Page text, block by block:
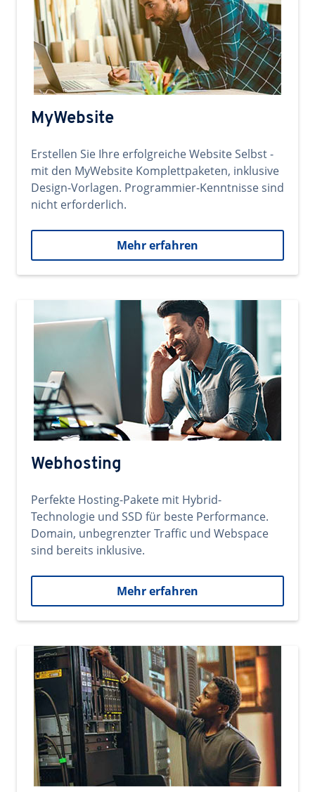
MyWebsite
Erstellen Sie Ihre erfolgreiche Website Selbst -
mit den MyWebsite Komplettpaketen, inklusive
Design-Vorlagen. Programmier-Kenntnisse sind
nicht erforderlich.
Mehr erfahren
Webhosting
Perfekte Hosting-Pakete mit Hybrid-
Technologie und SSD für beste Performance.
Domain, unbegrenzter Traffic und Webspace
sind bereits inklusive.
Mehr erfahren